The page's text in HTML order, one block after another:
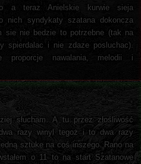
a teraz Anielskie kurwie sieja
nich syndykaty szatana dokoncza
sie nie bedzie to potrzebne (tak na
spierdalac i nie zdaze posluchac).
proporcje nawalania, melodii i
słucham. A tu przez złośliwość
razy winyl tegoż i to dwa razy
sztuke na coś inszego. Rano na
o 11 to na start Szatanowe